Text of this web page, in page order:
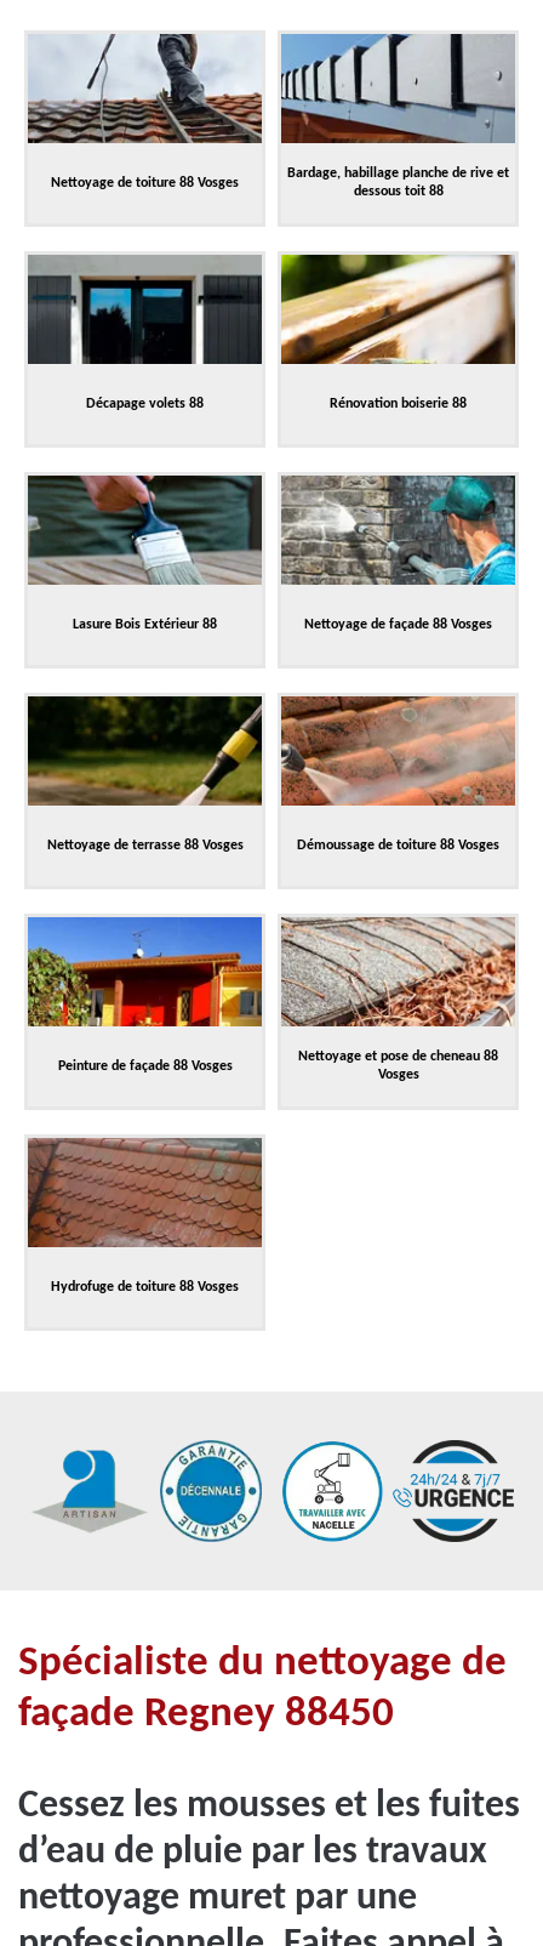
Nettoyage de toiture 88 Vosges
Bardage, habillage planche de rive et
dessous toit 88
Décapage volets 88 Rénovation boiserie 88
Lasure Bois Extérieur 88 Nettoyage de façade 88 Vosges
Nettoyage de terrasse 88 Vosges Démoussage de toiture 88 Vosges
Peinture de façade 88 Vosges
Nettoyage et pose de cheneau 88
Vosges
Hydrofuge de toiture 88 Vosges
Spécialiste du nettoyage de
façade Regney 88450
Cessez les mousses et les fuites
d’eau de pluie par les travaux
nettoyage muret par une